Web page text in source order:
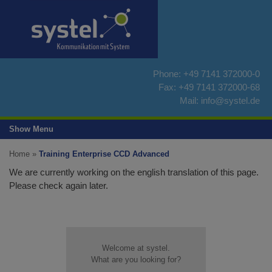
Phone: +49 7141 372000-0
Fax: +49 7141 372000-68
Mail: info@systel.de
Show Menu
Home » Training Enterprise CCD Advanced
We are currently working on the english translation of this page.
Please check again later.
Welcome at systel.
What are you looking for?